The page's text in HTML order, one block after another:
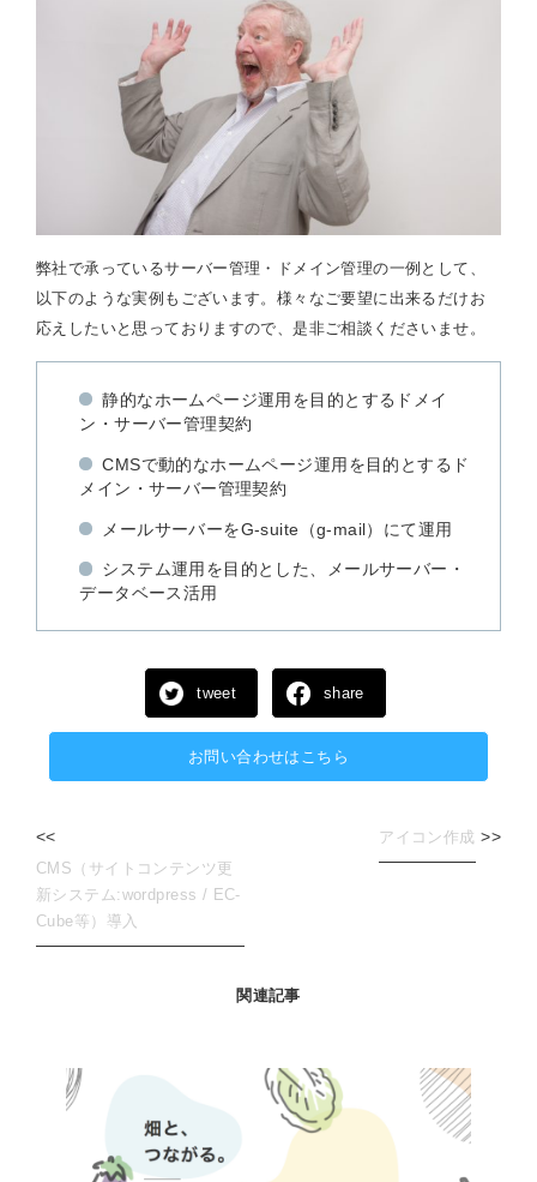
弊社で承っているサーバー管理・ドメイン管理の一例として、
以下のような実例もございます。様々なご要望に出来るだけお
応えしたいと思っておりますので、是非ご相談くださいませ。
静的なホームページ運用を目的とするドメイ
ン・サーバー管理契約
CMSで動的なホームページ運用を目的とするド
メイン・サーバー管理契約
メールサーバーをG-suite（g-mail）にて運用
システム運用を目的とした、メールサーバー・
データベース活用
tweet share
お問い合わせはこちら
<<
CMS（サイトコンテンツ更
新システム:wordpress / EC-
Cube等）導入
アイコン作成 >>
関連記事